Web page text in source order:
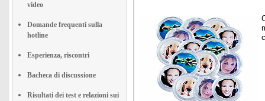
video
Domande frequenti sulla
hotline
Esperienza, riscontri
Bacheca di discussione
Risultati dei test e relazioni sui